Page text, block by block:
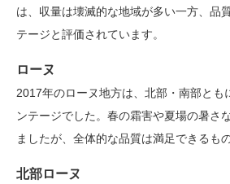
は、収量は壊滅的な地域が多い一方、品
テージと評価されています。
ローヌ
2017年のローヌ地方は、北部・南部とも
ンテージでした。春の霜害や夏場の暑さ
ましたが、全体的な品質は満足できるも
北部ローヌ